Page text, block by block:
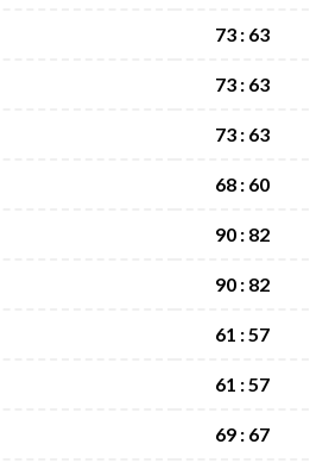
73 : 63
73 : 63
73 : 63
68 : 60
90 : 82
90 : 82
61 : 57
61 : 57
69 : 67